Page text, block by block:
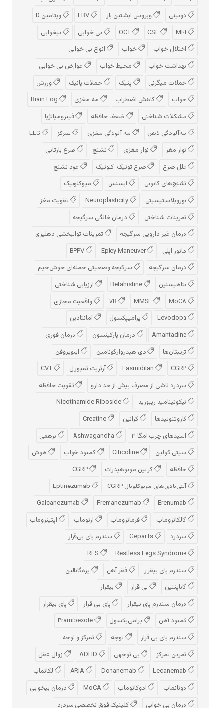
دوبینی
ویروس اپشتین بار
ویتامین D
بی خوابی
بیخوابی
اختلال خواب
خواب
انواع بی خوابی
بهداشت خواب
محیط خواب
عوارض بی خوابی
حملات میگرنی
پنیک حملات پانیک
ورزش
خواب
کاهش اضطراب مه مغزی
مشکلات شناختی
ضعف حافظه
فیبرومیالژیا
مه‌آلودگی ذهن
مه‌ آلودگی مغزی تمرکز
نوار مغز
نوار مغزی تشنج
صرع بازتابی
علل صرع
صرع تونیک-کلونیک
عود تشنج
تشنج‌های کانونی
ابسنس
میوکلونیک
نوروپلاستیسیتی
تقویت مغز
تمرینات شناختی
درمان خانگی سرگیجه
درمان غیر دارویی سرگیجه
تمرینات توانبخشی دهلیزی
مانور اپلی
درمان سرگیجه
سرگیجه وضعیتی حمله‌ای خوش‌خیم
بتاهیستین
ارزیابی شناختی
واقعیت مجازی
پرامیپکسول
آمانتادین
درمان پارکینسون
درمان فوری
تریپتان‌ها
دی هیدروارگوتامین
ایبوپروفن
آرتریت تمپورال
سردرد ناشی از مصرف بیش از حد دارو
تقویت حافظه
نیکوتینامید ریبوزید
کاروتنوئیدها
کراتین
اسیدهای چرب امگا ۳
برهمی
سیتی کولین
کمبود خواب
هوش
حافظه
کراتین مونوهیدرات
آنتی‌بادی‌های مونوکلونال CGRP
گالکانزوماب
فرمانزوماب ارنوماب
اپتینزوماب
سردرد
سندرم پای بی‌قرار
سندرم پای بیقرار
فقر آهن
پره‌گابالین
گاباپنتین
بی قرار
بیقرار
درمان سندرم پای بیقرار
پای بی قرار
پای بیقرار
کمبود آهن
پرامی‌پکسول
سندرم پای بی قرار
توجه
تمرکز و توجه
تمرین تمرکز
بی توجهی
زوال عقل
لکانماب
دونانماب
ادوكانوماب
درمان بیخوابی
درمان بی خوابی
کلینیک فوق تخصصی سردرد